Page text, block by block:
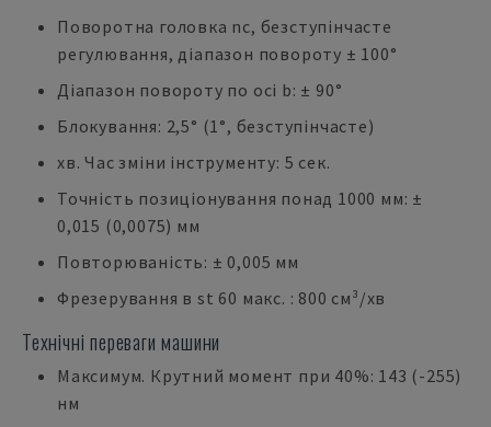
Поворотна головка nc, безступінчасте
регулювання, діапазон повороту ± 100°
Діапазон повороту по осі b: ± 90°
Блокування: 2,5° (1°, безступінчасте)
хв. Час зміни інструменту: 5 сек.
Точність позиціонування понад 1000 мм: ±
0,015 (0,0075) мм
Повторюваність: ± 0,005 мм
Фрезерування в st 60 макс. : 800 см³/хв
Технічні переваги машини
Максимум. Крутний момент при 40%: 143 (-255)
нм